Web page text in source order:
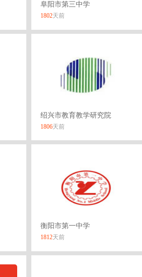
阜阳市第三中学
1802天前
绍兴市教育教学研究院
1806天前
衡阳市第一中学
1812天前